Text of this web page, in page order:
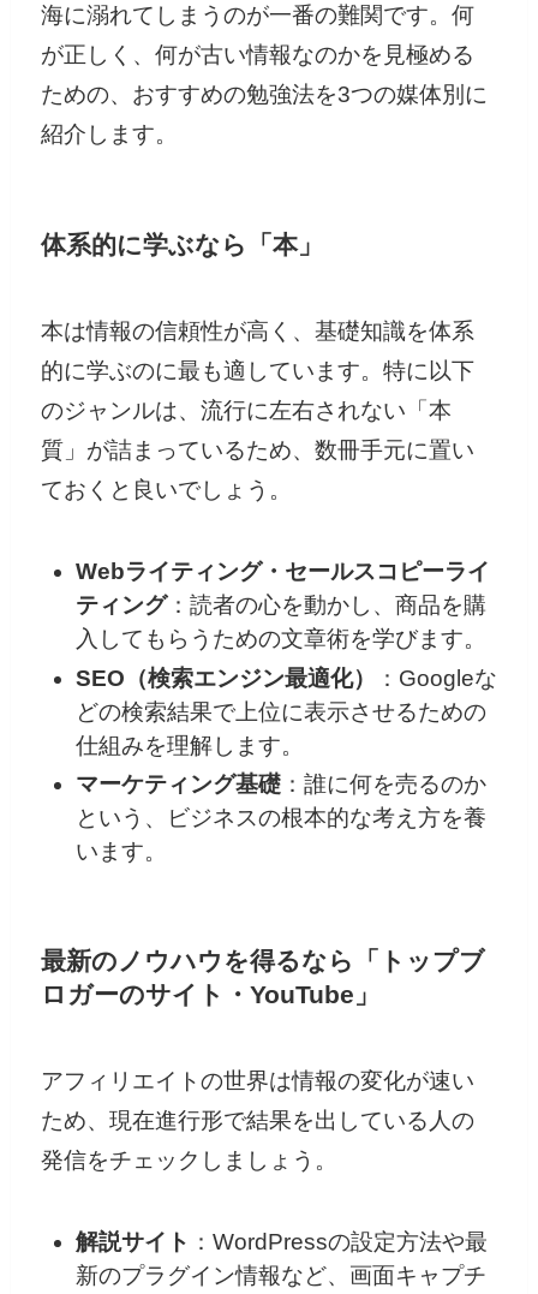
海に溺れてしまうのが一番の難関です。何
が正しく、何が古い情報なのかを見極める
ための、おすすめの勉強法を3つの媒体別に
紹介します。
体系的に学ぶなら「本」
本は情報の信頼性が高く、基礎知識を体系
的に学ぶのに最も適しています。特に以下
のジャンルは、流行に左右されない「本
質」が詰まっているため、数冊手元に置い
ておくと良いでしょう。
Webライティング・セールスコピーライ
ティング：読者の心を動かし、商品を購
入してもらうための文章術を学びます。
SEO（検索エンジン最適化）
：Googleな
どの検索結果で上位に表示させるための
仕組みを理解します。
マーケティング基礎：誰に何を売るのか
という、ビジネスの根本的な考え方を養
います。
最新のノウハウを得るなら「トップブ
ロガーのサイト・YouTube」
アフィリエイトの世界は情報の変化が速い
ため、現在進行形で結果を出している人の
発信をチェックしましょう。
解説サイト ：WordPressの設定方法や最
新のプラグイン情報など、画面キャプチ